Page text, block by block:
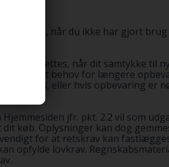
senest, når du ikke har gjort
slettes, når dit samtykke til
legitimt behov for længere
eller hvis opbevaring er
jfr. pkt. 2.2 vil som
køb. Oplysninger kan dog
for at retskrav kan
opfylde lovkrav.